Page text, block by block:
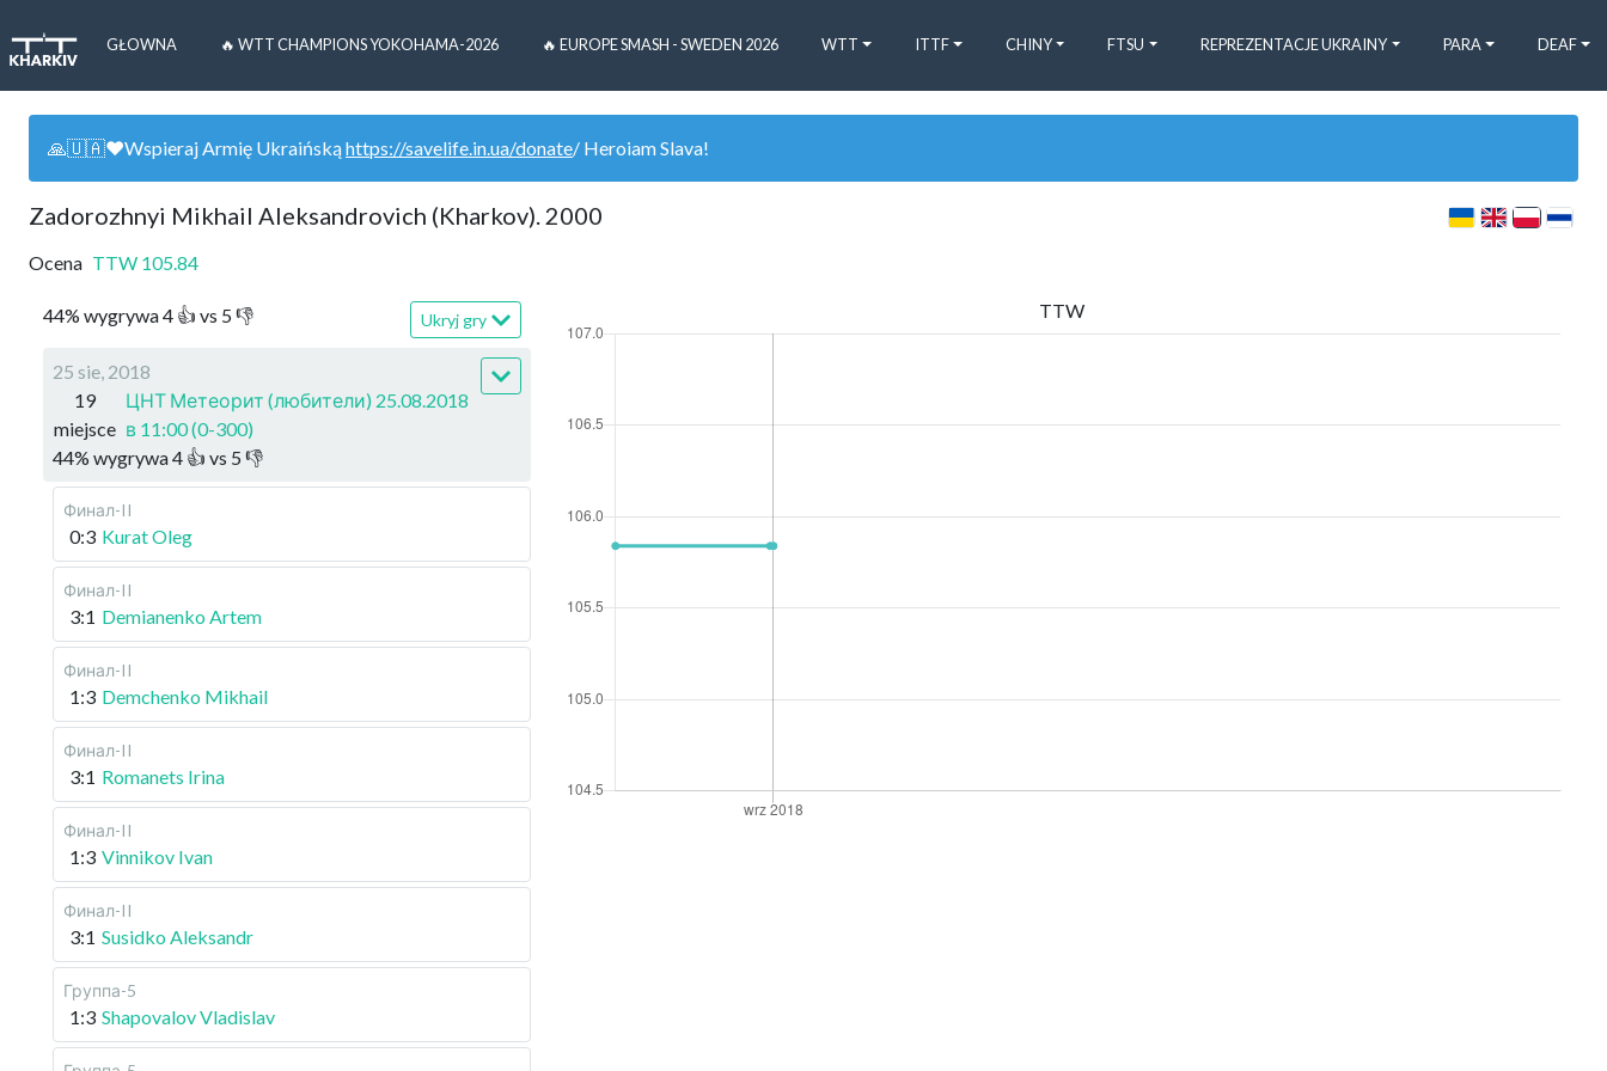
GŁOWNA 🔥 WTT CHAMPIONS YOKOHAMA-2026 🔥 EUROPE SMASH - SWEDEN 2026 WTT ITTF CHINY FTSU REPREZENTACJE UKRAINY PARA DEAF
🙏🇺🇦❤️Wspieraj Armię Ukraińskąhttps://savelife.in.ua/donate/ Heroiam Slava!
Zadorozhnyi Mikhail Aleksandrovich (Kharkov). 2000
Ocena TTW 105.84
44% wygrywa4 👍 vs 5👎 Ukryj gry
25 sie, 2018
19
miejsce
ЦНТ Метеорит (любители) 25.08.2018
в 11:00 (0-300)
44% wygrywa4 👍 vs 5 👎
Финал-II
0:3 Kurat Oleg
Финал-II
3:1 Demianenko Artem
Финал-II
1:3 Demchenko Mikhail
Финал-II
3:1 Romanets Irina
Финал-II
1:3 Vinnikov Ivan
Финал-II
3:1 Susidko Aleksandr
Группа-5
1:3 Shapovalov Vladislav
TTW